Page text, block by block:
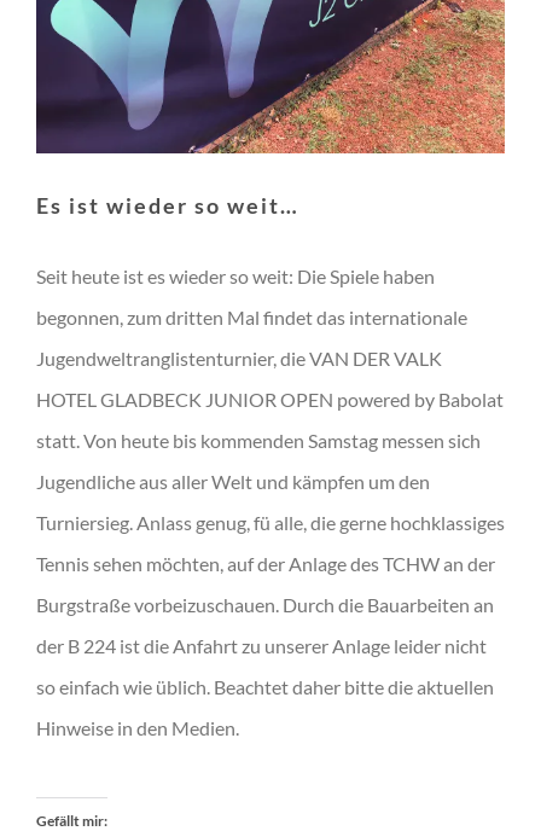
Es ist wieder so weit…
Seit heute ist es wieder so weit: Die Spiele haben
begonnen, zum dritten Mal findet das internationale
Jugendweltranglistenturnier, die VAN DER VALK
HOTEL GLADBECK JUNIOR OPEN powered by Babolat
statt. Von heute bis kommenden Samstag messen sich
Jugendliche aus aller Welt und kämpfen um den
Turniersieg. Anlass genug, fü alle, die gerne hochklassiges
Tennis sehen möchten, auf der Anlage des TCHW an der
Burgstraße vorbeizuschauen. Durch die Bauarbeiten an
der B 224 ist die Anfahrt zu unserer Anlage leider nicht
so einfach wie üblich. Beachtet daher bitte die aktuellen
Hinweise in den Medien.
Gefällt mir: